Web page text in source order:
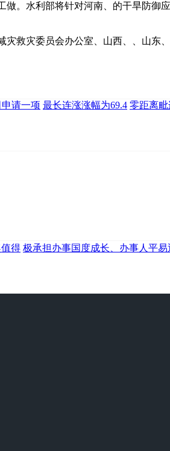
。水利部将针对河南、的干旱防御
救灾委员会办公室、山西、、山东
请一项 最长连涨涨幅为69.4 零距离
得 极承担办事国度成长、办事人平易